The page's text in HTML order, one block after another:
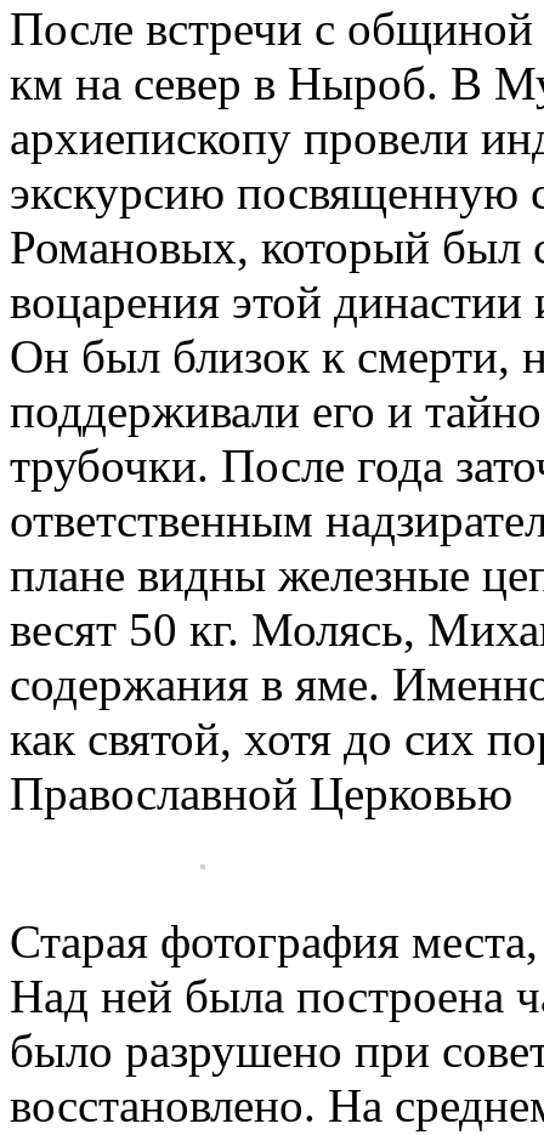
После встречи с
км на север в Ныроб. В
архиепископу провели
экскурсию посвященную
Романовых, который был
воцарения этой
Он был близок к смерти,
поддерживали его и
трубочки. После года
ответственным
плане видны железные
весят 50 кг. Молясь,
содержания в яме.
как святой, хотя до сих
Православной Церковью
Старая фотография
Над ней была построена
было разрушено при
восстановлено. На